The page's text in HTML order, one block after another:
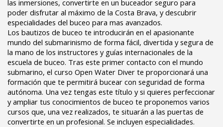
las inmersiones, convertirte en un buceador seguro para
poder disfrutar al máximo de la Costa Brava, y descubrir
especialidades del buceo para mas avanzados.
Los bautizos de buceo te introducirán en el apasionante
mundo del submarinismo de forma fácil, divertida y segura de
la mano de los instructores y guías internacionales de la
escuela de buceo. Tras este primer contacto con el mundo
submarino, el curso Open Water Diver te proporcionará una
formación que te permitirá bucear con seguridad de forma
autónoma. Una vez tengas este título y si quieres perfeccionar
y ampliar tus conocimientos de buceo te proponemos varios
cursos que, una vez realizados, te situarán a las puertas de
convertirte en un profesional. Se incluyen especialidades.